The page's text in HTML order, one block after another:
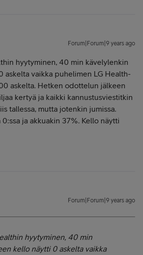
Forum|Forum|9 years ago
hyytyminen, 40 min kävelylenkin
askelta vaikka puhelimen LG Health-
askelta. Hetken odottelun jälkeen
kertyä ja kaikki kannustusviestitkin
tallessa, mutta jotenkin jumissa.
ja akkuakin 37%. Kello näytti
Forum|Forum|9 years ago
hyytyminen, 40 min
kello näytti 0 askelta vaikka